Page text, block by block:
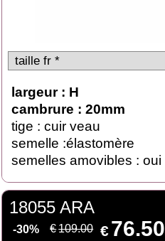
largeur : H
cambrure : 20mm
tige : cuir veau
semelle :élastomère
semelles amovibles : oui
18055 ARA
-30% €109.00 €76.50